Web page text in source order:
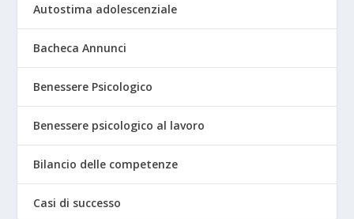
Autostima adolescenziale
Bacheca Annunci
Benessere Psicologico
Benessere psicologico al lavoro
Bilancio delle competenze
Casi di successo